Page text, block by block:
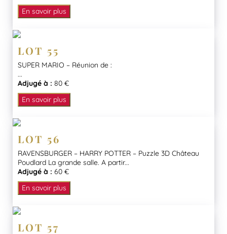
En savoir plus
LOT 55
SUPER MARIO – Réunion de :
...
Adjugé à : 80 €
En savoir plus
LOT 56
RAVENSBURGER – HARRY POTTER – Puzzle 3D Château
Poudlard La grande salle. A partir...
Adjugé à : 60 €
En savoir plus
LOT 57